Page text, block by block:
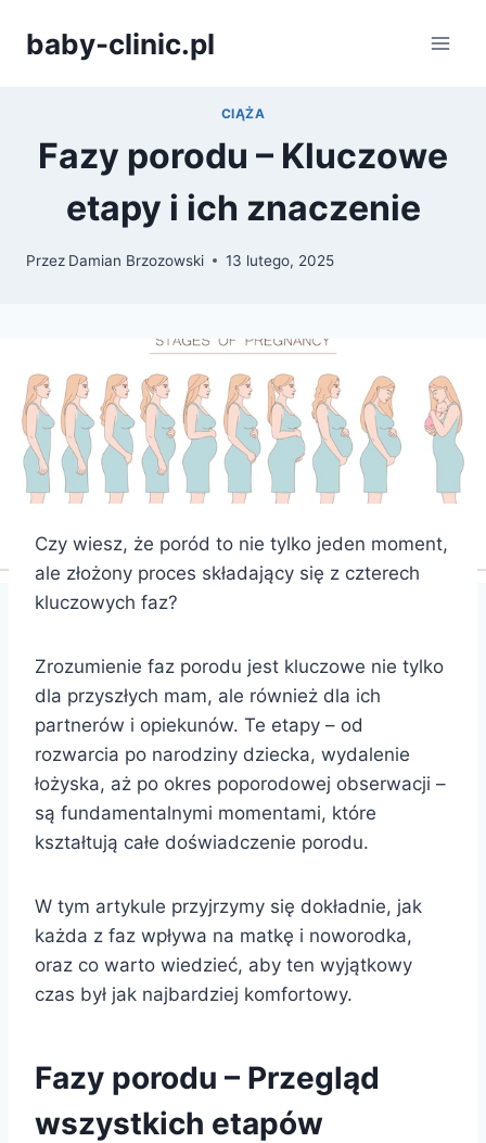
baby-clinic.pl
CIĄŻA
Fazy porodu – Kluczowe
etapy i ich znaczenie
Przez Damian Brzozowski 13 lutego, 2025
Czy wiesz, że poród to nie tylko jeden moment,
ale złożony proces składający się z czterech
kluczowych faz?
Zrozumienie faz porodu jest kluczowe nie tylko
dla przyszłych mam, ale również dla ich
partnerów i opiekunów. Te etapy – od
rozwarcia po narodziny dziecka, wydalenie
łożyska, aż po okres poporodowej obserwacji –
są fundamentalnymi momentami, które
kształtują całe doświadczenie porodu.
W tym artykule przyjrzymy się dokładnie, jak
każda z faz wpływa na matkę i noworodka,
oraz co warto wiedzieć, aby ten wyjątkowy
czas był jak najbardziej komfortowy.
Fazy porodu – Przegląd
wszystkich etapów